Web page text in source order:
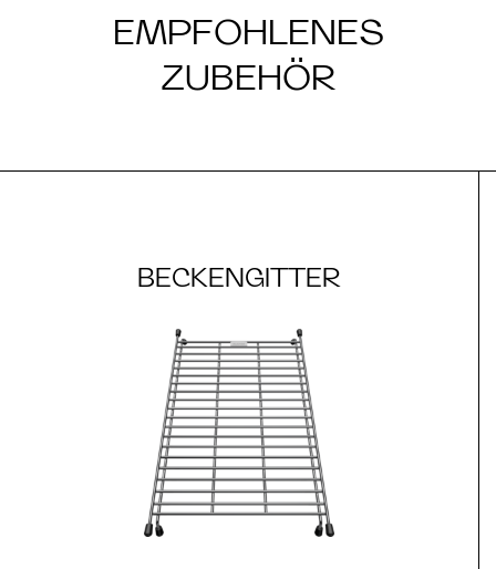
EMPFOHLENES
ZUBEHÖR
BECKENGITTER